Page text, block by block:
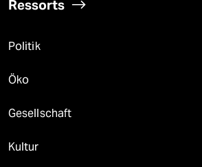
Ressorts
Politik
Öko
Gesellschaft
Kultur